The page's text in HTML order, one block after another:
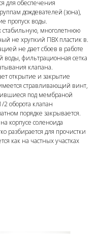
для обеспечения
дождевателей (зона),
пропуск воды.
стабильную, многолетнюю
не хрупкий ПВХ пластик в.
не дает сбоев в работе
воды, фильтрационная сетка
клапана.
открытие и закрытие
стравливающий винт,
под мембраной
2 оборота клапан
порядке закрывается.
корпусе соленоида
разбирается для прочистки
как на частных участках